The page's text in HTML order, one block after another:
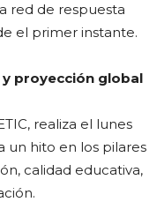
red de respuesta
el primer instante.
proyección global
realiza el lunes
un hito en los pilares
calidad educativa,